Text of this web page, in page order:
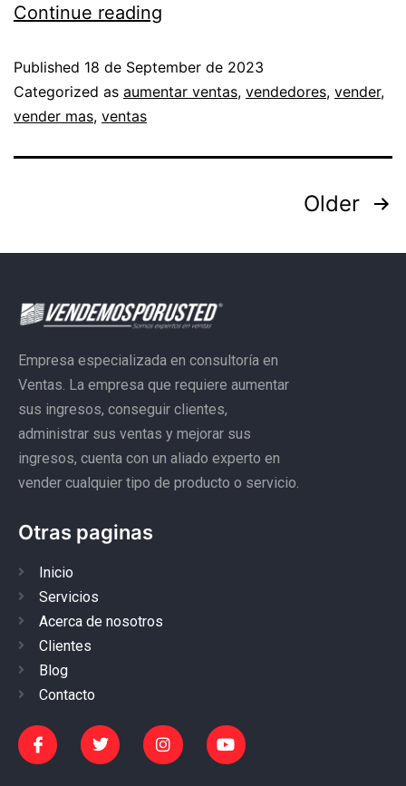
Continue reading
Published 18 de September de 2023
Categorized as aumentar ventas, vendedores, vender,
vender mas, ventas
Older
Empresa especializada en consultoría en
Ventas. La empresa que requiere aumentar
sus ingresos, conseguir clientes,
administrar sus ventas y mejorar sus
ingresos, cuenta con un aliado experto en
vender cualquier tipo de producto o servicio.
Otras paginas
Inicio
Servicios
Acerca de nosotros
Clientes
Blog
Contacto